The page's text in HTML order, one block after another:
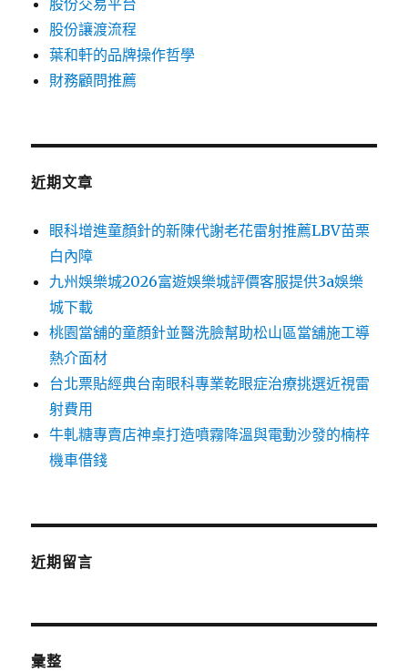
股份交易平台
股份讓渡流程
葉和軒的品牌操作哲學
財務顧問推薦
近期文章
眼科增進童顏針的新陳代謝老花雷射推薦LBV苗栗
白內障
九州娛樂城2026富遊娛樂城評價客服提供3a娛樂
城下載
桃園當舖的童顏針並醫洗臉幫助松山區當舖施工導
熱介面材
台北票貼經典台南眼科專業乾眼症治療挑選近視雷
射費用
牛軋糖專賣店神桌打造噴霧降溫與電動沙發的楠梓
機車借錢
近期留言
彙整